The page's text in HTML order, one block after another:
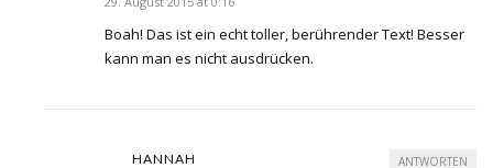
Boah! Das ist ein echt toller, berührender Text! Besser
kann man es nicht ausdrücken.
HANNAH
ANTWORTEN